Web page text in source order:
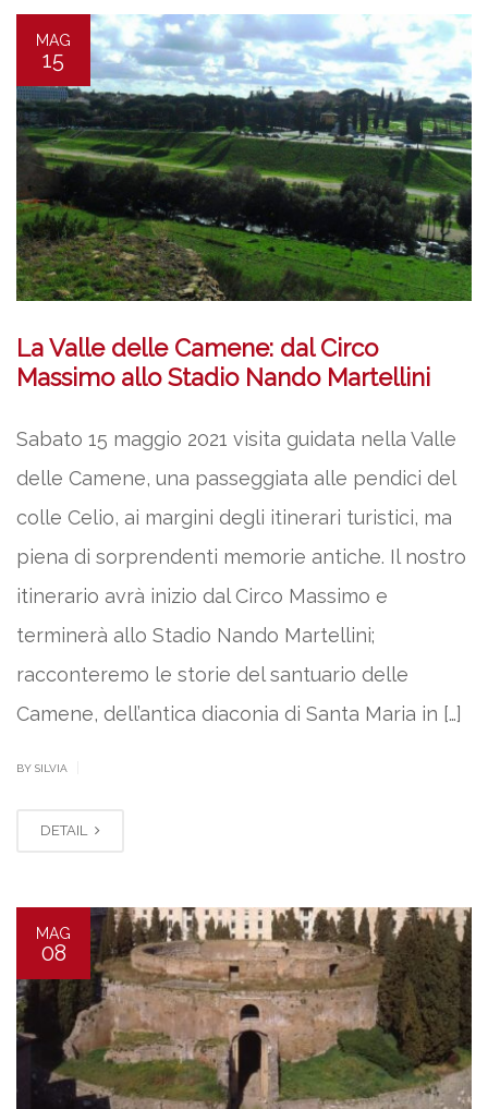
MAG
15
La Valle delle Camene: dal Circo
Massimo allo Stadio Nando Martellini
Sabato 15 maggio 2021 visita guidata nella Valle
delle Camene, una passeggiata alle pendici del
colle Celio, ai margini degli itinerari turistici, ma
piena di sorprendenti memorie antiche. Il nostro
itinerario avrà inizio dal Circo Massimo e
terminerà allo Stadio Nando Martellini;
racconteremo le storie del santuario delle
Camene, dell’antica diaconia di Santa Maria in […]
BY SILVIA
DETAIL
MAG
08